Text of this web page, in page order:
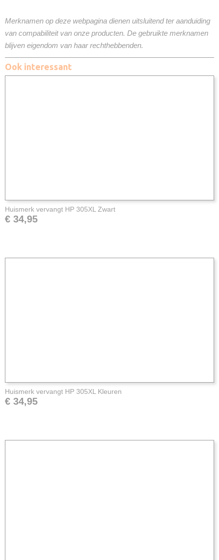
Merknamen op deze webpagina dienen uitsluitend ter aanduiding
van compabiliteit van onze producten. De gebruikte merknamen
blijven eigendom van haar rechthebbenden.
Ook interessant
Huismerk vervangt HP 305XL Zwart
€ 34,95
Huismerk vervangt HP 305XL Kleuren
€ 34,95